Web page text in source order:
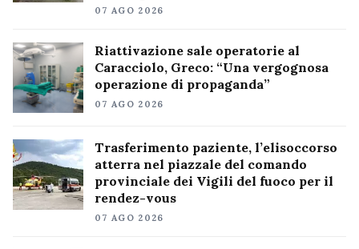
07 AGO 2026
Riattivazione sale operatorie al
Caracciolo, Greco: “Una vergognosa
operazione di propaganda”
07 AGO 2026
Trasferimento paziente, l’elisoccorso
atterra nel piazzale del comando
provinciale dei Vigili del fuoco per il
rendez-vous
07 AGO 2026